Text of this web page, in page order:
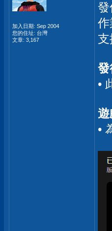
加入日期: Sep 2004
您的住址: 台灣
文章: 3,167
發
作
發
•
遊
•